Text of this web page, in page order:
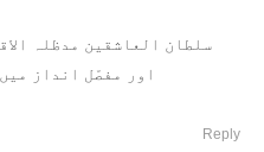
سلطان العاشقین مدظلہ
اور مفصّل انداز
Reply